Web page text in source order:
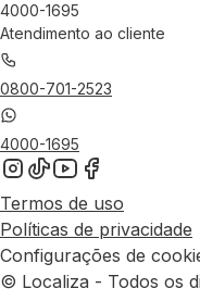
4000-1695
Atendimento ao cliente
0800-701-2523
4000-1695
Termos de uso
Políticas de privacidade
Configurações de
© Localiza - Todos os